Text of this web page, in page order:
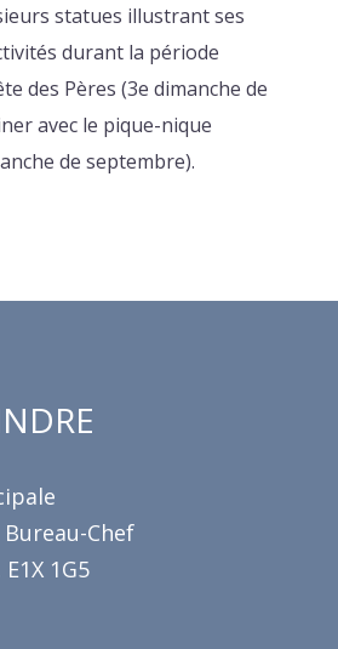
statues illustrant ses
durant la période
des Pères (3e dimanche de
avec le pique-nique
de septembre).
Bureau-Chef
1G5